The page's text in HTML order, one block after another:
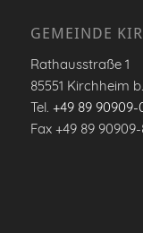
GEMEINDE
Rathausstraße 1
85551 Kirchheim
Tel. +49 89 90909-
Fax +49 89